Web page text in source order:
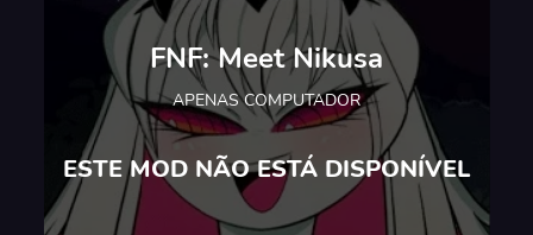
FNF: Meet Nikusa
APENAS COMPUTADOR
ESTE MOD NÃO ESTÁ DISPONÍVEL